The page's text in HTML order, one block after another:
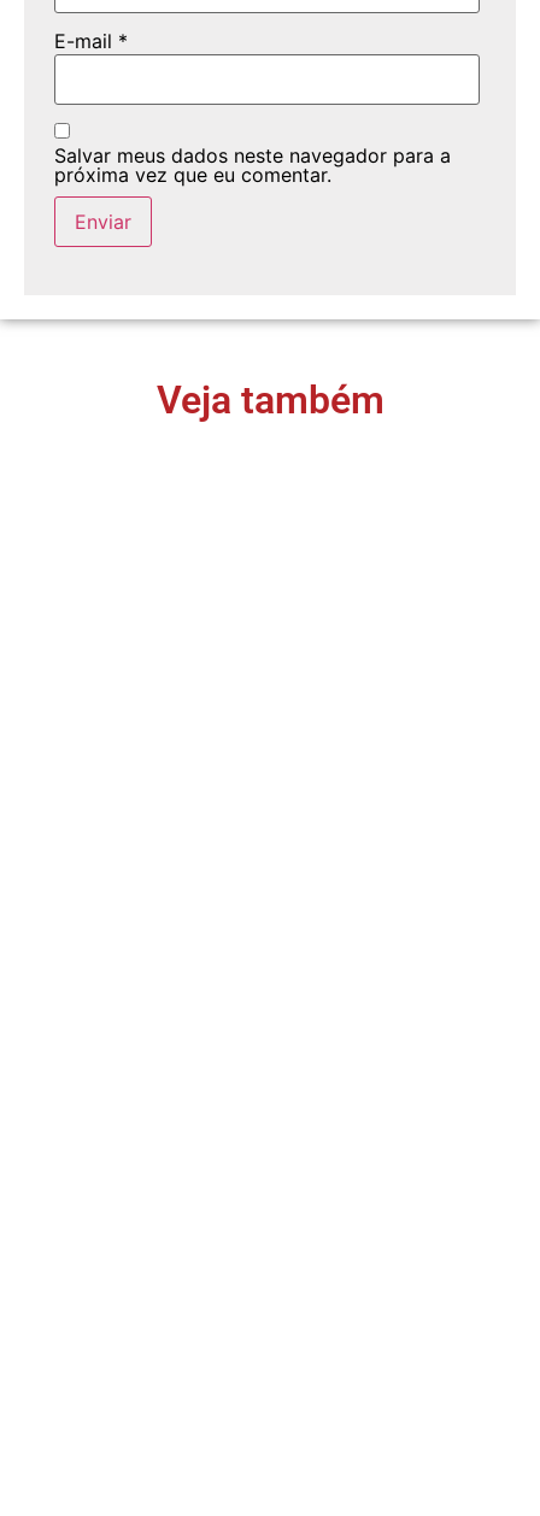
E-mail *
Salvar meus dados neste navegador para a
próxima vez que eu comentar.
Veja também